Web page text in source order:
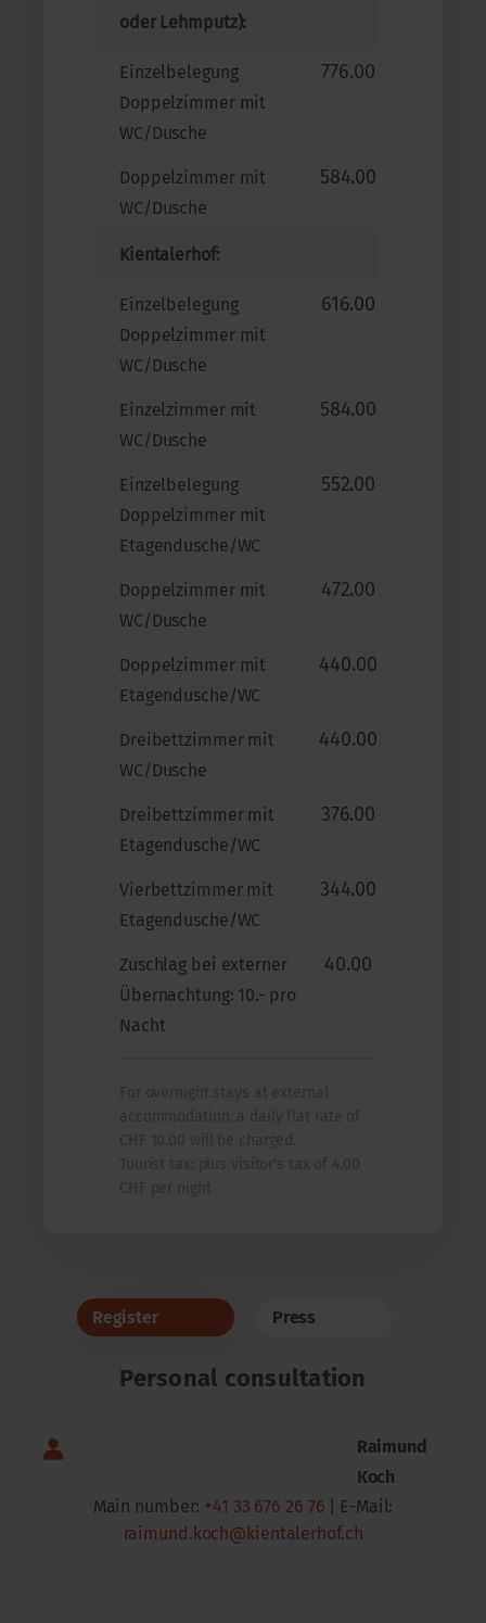
oder Lehmputz):
Einzelbelegung
Doppelzimmer mit
WC/Dusche
776.00
Doppelzimmer mit
WC/Dusche
584.00
Kientalerhof:
Einzelbelegung
Doppelzimmer mit
WC/Dusche
616.00
Einzelzimmer mit
WC/Dusche
584.00
Einzelbelegung
Doppelzimmer mit
Etagendusche/WC
552.00
Doppelzimmer mit
WC/Dusche
472.00
Doppelzimmer mit
Etagendusche/WC
440.00
Dreibettzimmer mit
WC/Dusche
440.00
Dreibettzimmer mit
Etagendusche/WC
376.00
Vierbettzimmer mit
Etagendusche/WC
344.00
Zuschlag bei externer
Übernachtung: 10.- pro
Nacht
40.00
Register Press
Personal consultation
Raimund
Koch
Main number: +41 33 676 26 76 | E-Mail:
raimund.koch@kientalerhof.ch